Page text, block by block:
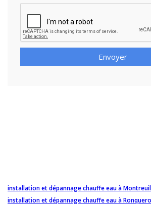
Envoyer
installation et dépannage chauffe eau à
installation et dépannage chauffe eau à